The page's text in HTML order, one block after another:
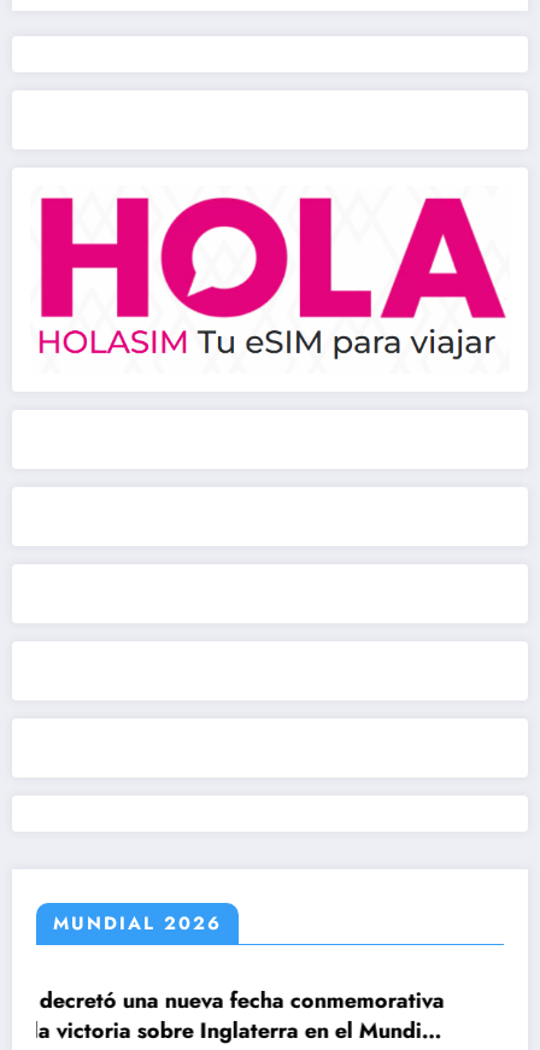
MUNDIAL 2026
fecha conmemorativa
en el Mundial